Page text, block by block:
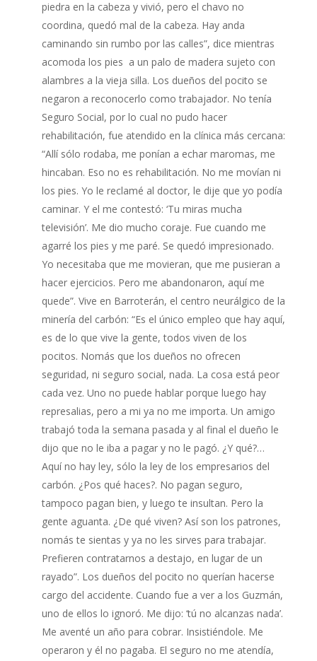
piedra en la cabeza y vivió, pero el chavo no
coordina, quedó mal de la cabeza. Hay anda
caminando sin rumbo por las calles”, dice mientras
acomoda los pies a un palo de madera sujeto con
alambres a la vieja silla. Los dueños del pocito se
negaron a reconocerlo como trabajador. No tenía
Seguro Social, por lo cual no pudo hacer
rehabilitación, fue atendido en la clínica más cercana:
“Allí sólo rodaba, me ponían a echar maromas, me
hincaban. Eso no es rehabilitación. No me movían ni
los pies. Yo le reclamé al doctor, le dije que yo podía
caminar. Y el me contestó: ‘Tu miras mucha
televisión’. Me dio mucho coraje. Fue cuando me
agarré los pies y me paré. Se quedó impresionado.
Yo necesitaba que me movieran, que me pusieran a
hacer ejercicios. Pero me abandonaron, aquí me
quede”. Vive en Barroterán, el centro neurálgico de la
minería del carbón: “Es el único empleo que hay aquí,
es de lo que vive la gente, todos viven de los
pocitos. Nomás que los dueños no ofrecen
seguridad, ni seguro social, nada. La cosa está peor
cada vez. Uno no puede hablar porque luego hay
represalias, pero a mi ya no me importa. Un amigo
trabajó toda la semana pasada y al final el dueño le
dijo que no le iba a pagar y no le pagó. ¿Y qué?…
Aquí no hay ley, sólo la ley de los empresarios del
carbón. ¿Pos qué haces?. No pagan seguro,
tampoco pagan bien, y luego te insultan. Pero la
gente aguanta. ¿De qué viven? Así son los patrones,
nomás te sientas y ya no les sirves para trabajar.
Prefieren contratarnos a destajo, en lugar de un
rayado”. Los dueños del pocito no querían hacerse
cargo del accidente. Cuando fue a ver a los Guzmán,
uno de ellos lo ignoró. Me dijo: ‘tú no alcanzas nada’.
Me aventé un año para cobrar. Insistiéndole. Me
operaron y él no pagaba. El seguro no me atendía,